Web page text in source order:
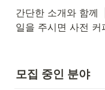
간단한 소개와 함께
일을 주시면 사전 커
모집 중인 분야